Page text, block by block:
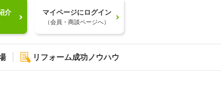
介 マイページにログイン
（会員・商談ページへ）
リフォーム成功ノウハウ